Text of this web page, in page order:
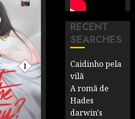
RECENT
SEARCHES
Caidinho pela
vilã
A romã de
Hades
darwin's